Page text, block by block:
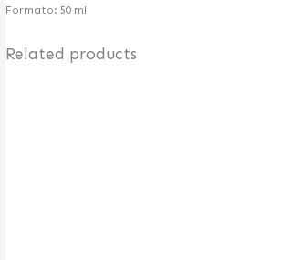
MESOTERAPIA
Formato: 50 ml
Related products